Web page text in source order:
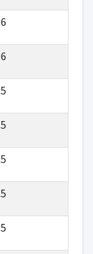
6
6
5
5
5
5
5